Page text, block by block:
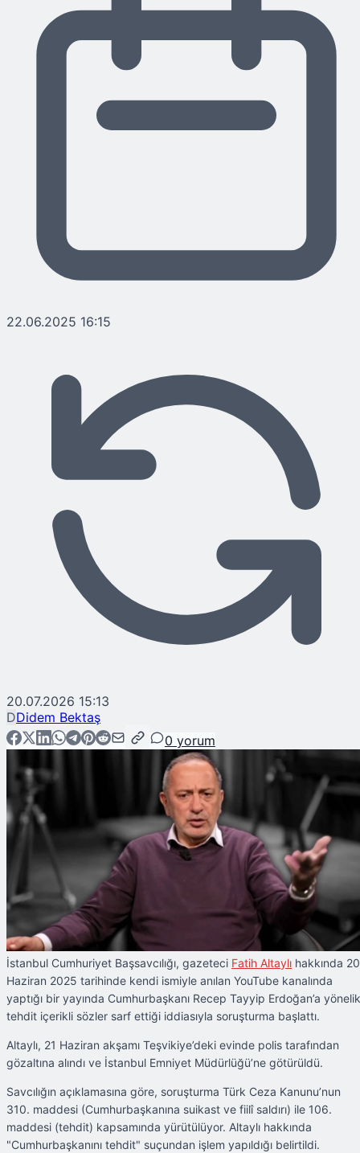
22.06.2025 16:15
20.07.2026 15:13
DDidem Bektaş
0 yorum
İstanbul Cumhuriyet Başsavcılığı, gazeteci Fatih Altaylı hakkında 20
Haziran 2025 tarihinde kendi ismiyle anılan YouTube kanalında
yaptığı bir yayında Cumhurbaşkanı Recep Tayyip Erdoğan’a yönelik
tehdit içerikli sözler sarf ettiği iddiasıyla soruşturma başlattı.
Altaylı, 21 Haziran akşamı Teşvikiye’deki evinde polis tarafından
gözaltına alındı ve İstanbul Emniyet Müdürlüğü’ne götürüldü.
Savcılığın açıklamasına göre, soruşturma Türk Ceza Kanunu’nun
310. maddesi (Cumhurbaşkanına suikast ve fiilî saldırı) ile 106.
maddesi (tehdit) kapsamında yürütülüyor. Altaylı hakkında
"Cumhurbaşkanını tehdit" suçundan işlem yapıldığı belirtildi.